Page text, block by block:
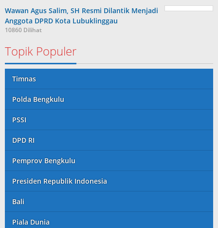
Wawan Agus Salim, SH Resmi Dilantik Menjadi
Anggota DPRD Kota Lubuklinggau
10860 Dilihat
Topik Populer
Timnas
Polda Bengkulu
PSSI
DPD RI
Pemprov Bengkulu
Presiden Republik Indonesia
Bali
Piala Dunia